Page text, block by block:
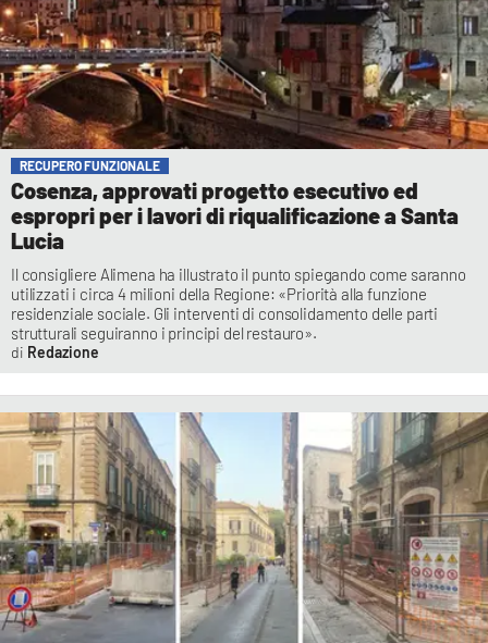
RECUPERO FUNZIONALE
Cosenza, approvati progetto esecutivo ed
espropri per i lavori di riqualificazione a Santa
Lucia
Il consigliere Alimena ha illustrato il punto spiegando come saranno
utilizzati i circa 4 milioni della Regione: «Priorità alla funzione
residenziale sociale. Gli interventi di consolidamento delle parti
strutturali seguiranno i principi del restauro».
Redazione